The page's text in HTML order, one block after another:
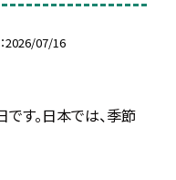
2026/07/16
す。日本では、季節